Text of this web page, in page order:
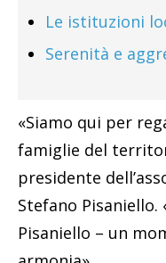
Le istituzioni
Serenità e
«Siamo qui per
famiglie del
presidente
Stefano
Pisaniello – un